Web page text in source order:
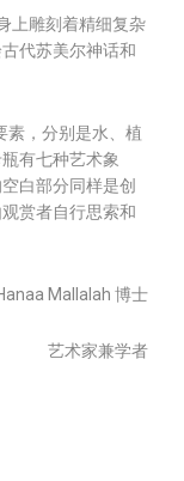
上雕刻着精细复杂
代苏美尔神话和
素，分别是水、植
有七种艺术象
白部分同样是创
赏者自行思索和
Mallalah 博士
艺术家兼学者